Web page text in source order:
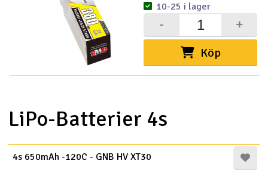
Köp
+
-
10-25 i lager
LiPo-Batterier 4s
4s 650mAh -120C - GNB HV XT30